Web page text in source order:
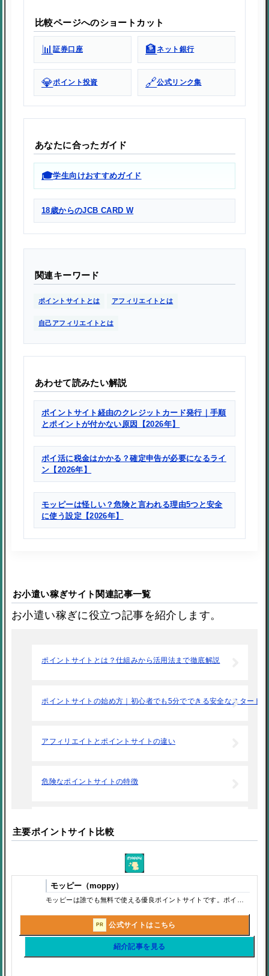
比較ページへのショートカット
📊証券口座 🏦ネット銀行
💎ポイント投資 🔗公式リンク集
あなたに合ったガイド
🎓学生向けおすすめガイド
18歳からのJCB CARD W
関連キーワード
ポイントサイトとは アフィリエイトとは
自己アフィリエイトとは
あわせて読みたい解説
ポイントサイト経由のクレジットカード発行｜手順
とポイントが付かない原因【2026年】
ポイ活に税金はかかる？確定申告が必要になるライ
ン【2026年】
モッピーは怪しい？危険と言われる理由5つと安全
に使う設定【2026年】
お小遣い稼ぎサイト関連記事一覧
お小遣い稼ぎに役立つ記事を紹介します。
ポイントサイトとは？仕組みから活用法まで徹底解説
ポイントサイトの始め方｜初心者でも5分でできる安全なスタート
アフィリエイトとポイントサイトの違い
危険なポイントサイトの特徴
ポイントサイトの稼ぎ方｜初心者でも失敗しない効率的なお小遣い
ポイントサイトは稼ぐよりは貯める、節約するツール
ポイントサイトは楽天での購入で便利
主要ポイントサイト比較
モッピー（moppy）
PR 公式サイトはこちら
紹介記事を見る